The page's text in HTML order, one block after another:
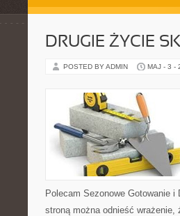
DRUGIE ŻYCIE
POSTED BY ADMIN MAJ - 3 -
Polecam Sezonowe Gotowanie
stroną można odnieść wrażenie,